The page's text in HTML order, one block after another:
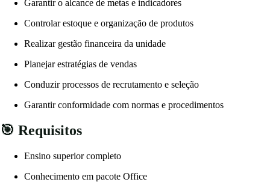
Garantir o alcance de metas e indicadores
Controlar estoque e organização de produtos
Realizar gestão financeira da unidade
Planejar estratégias de vendas
Conduzir processos de recrutamento e seleção
Garantir conformidade com normas e procedimentos
🎯 Requisitos
Ensino superior completo
Conhecimento em pacote Office